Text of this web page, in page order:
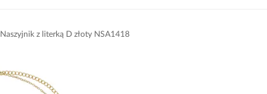
Naszyjnik z literką D złoty NSA1418